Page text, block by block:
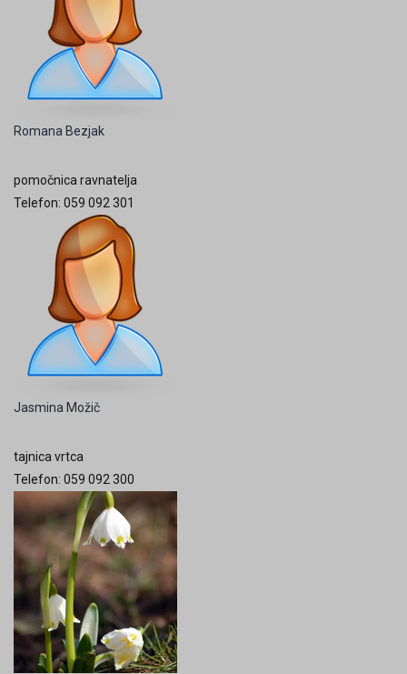
Romana Bezjak
pomočnica ravnatelja
Telefon: 059 092 301
Jasmina Možič
tajnica vrtca
Telefon: 059 092 300